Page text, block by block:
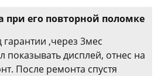
при его повторной поломке
гарантии ,через 3мес
показывать дисплей, отнес на
После ремонта спустя